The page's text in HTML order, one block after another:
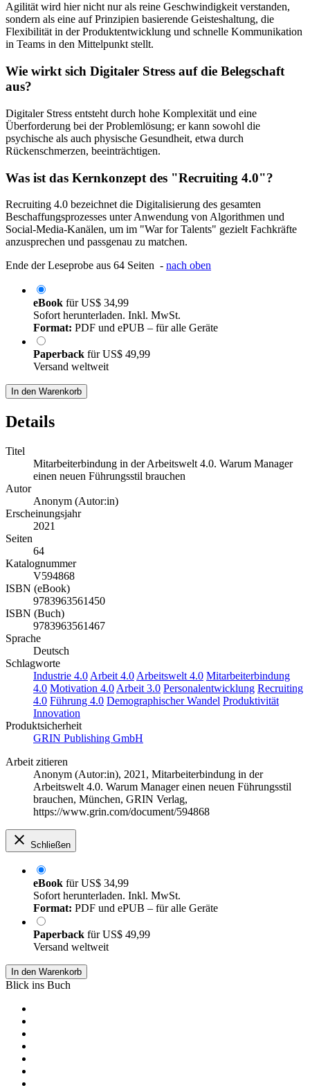
Agilität wird hier nicht nur als reine Geschwindigkeit verstanden,
sondern als eine auf Prinzipien basierende Geisteshaltung, die
Flexibilität in der Produktentwicklung und schnelle Kommunikation
in Teams in den Mittelpunkt stellt.
Wie wirkt sich Digitaler Stress auf die Belegschaft
aus?
Digitaler Stress entsteht durch hohe Komplexität und eine
Überforderung bei der Problemlösung; er kann sowohl die
psychische als auch physische Gesundheit, etwa durch
Rückenschmerzen, beeinträchtigen.
Was ist das Kernkonzept des "Recruiting 4.0"?
Recruiting 4.0 bezeichnet die Digitalisierung des gesamten
Beschaffungsprozesses unter Anwendung von Algorithmen und
Social-Media-Kanälen, um im "War for Talents" gezielt Fachkräfte
anzusprechen und passgenau zu matchen.
Ende der Leseprobe aus 64 Seiten - nach oben
eBook fürUS$ 34,99
Sofort herunterladen. Inkl. MwSt.
Format: PDF und ePUB – für alle Geräte
Paperback fürUS$ 49,99
Versand weltweit
In den Warenkorb
Details
Titel
Mitarbeiterbindung in der Arbeitswelt 4.0. Warum Manager
einen neuen Führungsstil brauchen
Autor
Anonym (Autor:in)
Erscheinungsjahr
2021
Seiten
64
Katalognummer
V594868
ISBN (eBook)
9783963561450
ISBN (Buch)
9783963561467
Sprache
Deutsch
Schlagworte
Industrie 4.0 Arbeit 4.0 Arbeitswelt 4.0 Mitarbeiterbindung
4.0 Motivation 4.0 Arbeit 3.0 Personalentwicklung Recruiting
4.0 Führung 4.0 Demographischer Wandel Produktivität
Innovation
Produktsicherheit
GRIN Publishing GmbH
Arbeit zitieren
Anonym (Autor:in), 2021, Mitarbeiterbindung in der
Arbeitswelt 4.0. Warum Manager einen neuen Führungsstil
brauchen, München, GRIN Verlag,
https://www.grin.com/document/594868
Schließen
eBook fürUS$ 34,99
Sofort herunterladen. Inkl. MwSt.
Format: PDF und ePUB – für alle Geräte
Paperback fürUS$ 49,99
Versand weltweit
In den Warenkorb
Blick ins Buch